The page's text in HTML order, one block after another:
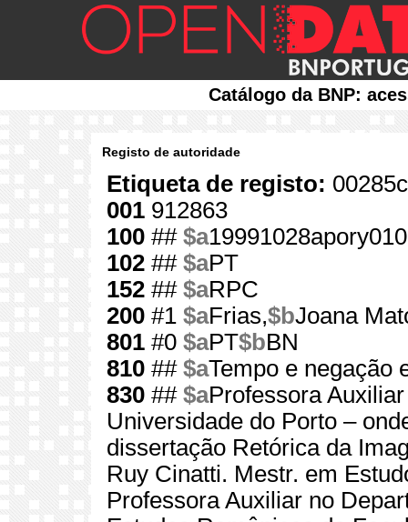
Catálogo da BNP:
Registo de autoridade
Etiqueta de registo:
001 912863
100 ## $a
102 ## $aPT
152 ## $aRPC
200 #1 $aFrias,$bJoana
801 #0 $aPT$bBN
810 ## $aTempo e negação
830 ## $aProfessora
Universidade do Porto –
dissertação Retórica da
Ruy Cinatti. Mestr. em
Professora Auxiliar no